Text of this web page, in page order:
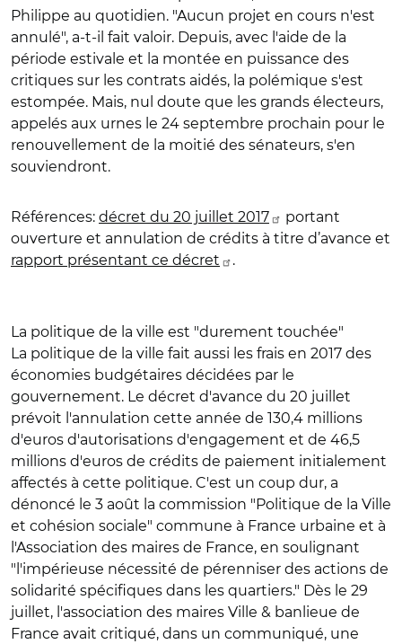
Philippe au quotidien. "Aucun projet en cours n'est
annulé", a-t-il fait valoir. Depuis, avec l'aide de la
période estivale et la montée en puissance des
critiques sur les contrats aidés, la polémique s'est
estompée. Mais, nul doute que les grands électeurs,
appelés aux urnes le 24 septembre prochain pour le
renouvellement de la moitié des sénateurs, s'en
souviendront.
Références: décret du 20 juillet 2017
portant
ouverture et annulation de crédits à titre d’avance et
rapport présentant ce décret
.
La politique de la ville est "durement touchée"
La politique de la ville fait aussi les frais en 2017 des
économies budgétaires décidées par le
gouvernement. Le décret d'avance du 20 juillet
prévoit l'annulation cette année de 130,4 millions
d'euros d'autorisations d'engagement et de 46,5
millions d'euros de crédits de paiement initialement
affectés à cette politique. C'est un coup dur, a
dénoncé le 3 août la commission "Politique de la Ville
et cohésion sociale" commune à France urbaine et à
l'Association des maires de France, en soulignant
"l'impérieuse nécessité de pérenniser des actions de
solidarité spécifiques dans les quartiers." Dès le 29
juillet, l'association des maires Ville & banlieue de
France avait critiqué, dans un communiqué, une